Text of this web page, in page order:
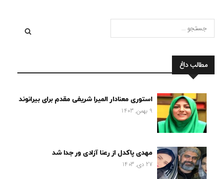
مطالب داغ
استوری معنادار المیرا شریفی مقدم برای بیرانوند
9 بهمن, 1403
مهدی پاکدل از رعنا آزادی ور جدا شد
27 دی, 1403